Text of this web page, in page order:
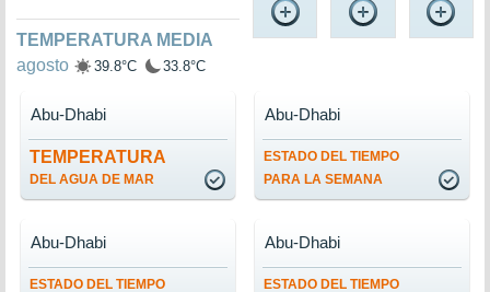
TEMPERATURA MEDIA
agosto
39.8°C 33.8°C
TEMPERATURA
DEL AGUA DE MAR
Abu-Dhabi
ESTADO DEL TIEMPO
PARA LA SEMANA
Abu-Dhabi
ESTADO DEL TIEMPO
Abu-Dhabi
ESTADO DEL TIEMPO
Abu-Dhabi